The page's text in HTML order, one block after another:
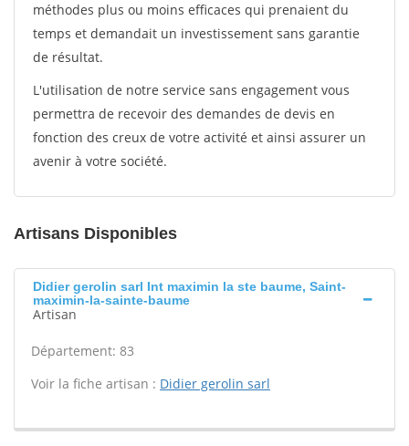
méthodes plus ou moins efficaces qui prenaient du
temps et demandait un investissement sans garantie
de résultat.
L'utilisation de notre service sans engagement vous
permettra de recevoir des demandes de devis en
fonction des creux de votre activité et ainsi assurer un
avenir à votre société.
Artisans Disponibles
Didier gerolin sarl Int maximin la ste baume, Saint-
maximin-la-sainte-baume
Artisan
Département: 83
Voir la fiche artisan : Didier gerolin sarl